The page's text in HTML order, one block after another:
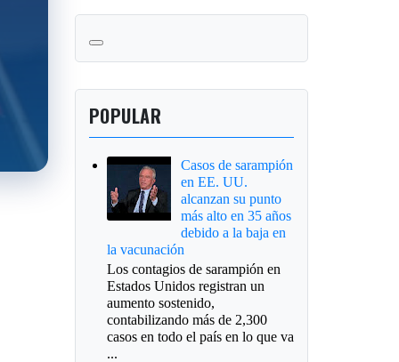
POPULAR
Casos de sarampión
en EE. UU.
alcanzan su punto
más alto en 35 años
debido a la baja en
la vacunación
Los contagios de sarampión en
Estados Unidos registran un
aumento sostenido,
contabilizando más de 2,300
casos en todo el país en lo que va
...